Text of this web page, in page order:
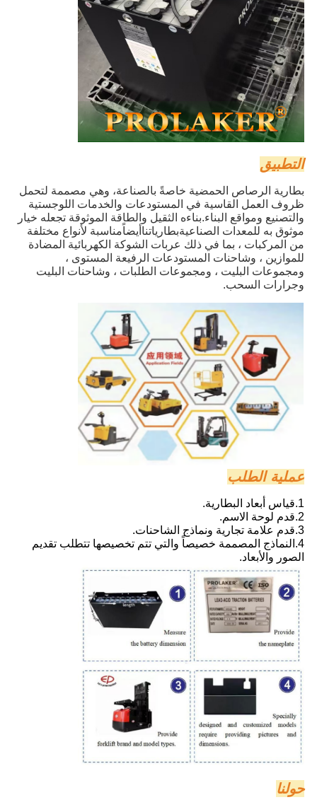
التطبيق
بطارية الرصاص الحمضية خاصةً بالصناعة، وهي مصممة لتحمل
ظروف العمل القاسية في المستودعات والخدمات اللوجستية
والتصنيع ومواقع البناء.بناءه الثقيل والطاقة الموثوقة تجعله خيار
موثوق به للمعدات الصناعيةبطارياتنا أيضاًمناسبة لأنواع مختلفة
من المركبات ، بما في ذلك عربات الشوكة الكهربائية المضادة
للموازين ، وشاحنات المستودعات الرفيعة المستوى ،
ومجموعات البليت ، ومجموعات الطلبات ، وشاحنات البليت
وجرارات السحب.
عملية الطلب
1. قياس أبعاد البطارية.
2. قدم لوحة الاسم.
3. قدم علامة تجارية ونماذج الشاحنات.
4. النماذج المصممة خصيصاً والتي تتم تخصيصها تتطلب تقديم
الصور والأبعاد.
حولنا